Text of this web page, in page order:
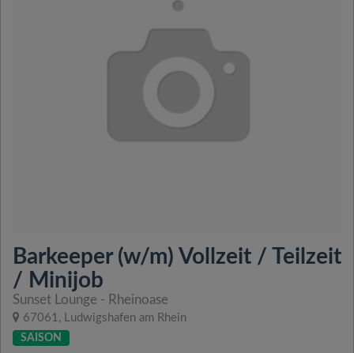
Barkeeper (w/m) Vollzeit / Teilzeit
/ Minijob
Sunset Lounge - Rheinoase
67061, Ludwigshafen am Rhein
SAISON